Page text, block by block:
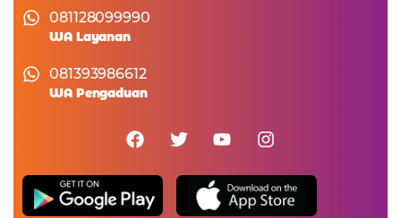
081128099990
WA Layanan
081393986612
WA Pengaduan